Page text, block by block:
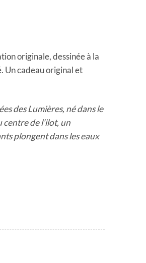
originale, dessinée à la
Un cadeau original et
des Lumières, né dans le
de l’ilot, un
plongent dans les eaux